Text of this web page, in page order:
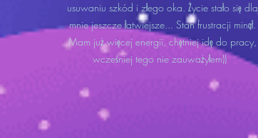
usuwaniu szkód i złego oka. Życie stało się dla
mnie jeszcze łatwiejsze... Stan frustracji minął.
Mam już więcej energii, chętniej idę do pracy,
wcześniej tego nie zauważyłem))